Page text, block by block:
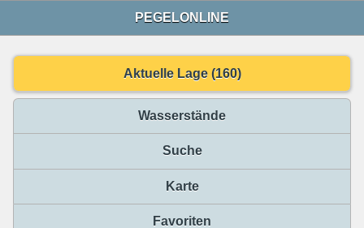
PEGELONLINE
Aktuelle Lage (160)
Wasserstände
Suche
Karte
Favoriten